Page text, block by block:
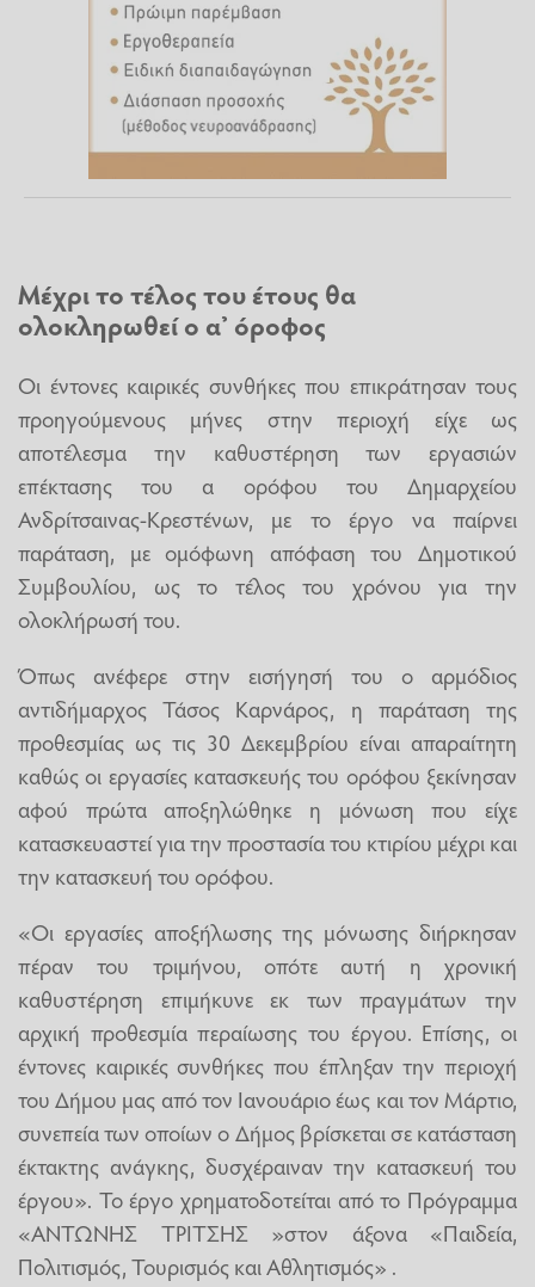
Μέχρι το τέλος του έτους θα
ολοκληρωθεί ο α’ όροφος
Οι έντονες καιρικές συνθήκες που επικράτησαν τους
προηγούμενους μήνες στην περιοχή είχε ως
αποτέλεσμα την καθυστέρηση των εργασιών
επέκτασης του α ορόφου του Δημαρχείου
Ανδρίτσαινας-Κρεστένων, με το έργο να παίρνει
παράταση, με ομόφωνη απόφαση του Δημοτικού
Συμβουλίου, ως το τέλος του χρόνου για την
ολοκλήρωσή του.
Όπως ανέφερε στην εισήγησή του ο αρμόδιος
αντιδήμαρχος Τάσος Καρνάρος, η παράταση της
προθεσμίας ως τις 30 Δεκεμβρίου είναι απαραίτητη
καθώς οι εργασίες κατασκευής του ορόφου ξεκίνησαν
αφού πρώτα αποξηλώθηκε η μόνωση που είχε
κατασκευαστεί για την προστασία του κτιρίου μέχρι και
την κατασκευή του ορόφου.
«Οι εργασίες αποξήλωσης της μόνωσης διήρκησαν
πέραν του τριμήνου, οπότε αυτή η χρονική
καθυστέρηση επιμήκυνε εκ των πραγμάτων την
αρχική προθεσμία περαίωσης του έργου. Επίσης, οι
έντονες καιρικές συνθήκες που έπληξαν την περιοχή
του Δήμου μας από τον Ιανουάριο έως και τον Μάρτιο,
συνεπεία των οποίων ο Δήμος βρίσκεται σε κατάσταση
έκτακτης ανάγκης, δυσχέραιναν την κατασκευή του
έργου». Το έργο χρηματοδοτείται από το Πρόγραμμα
«ΑΝΤΩΝΗΣ ΤΡΙΤΣΗΣ »στον άξονα «Παιδεία,
Πολιτισμός, Τουρισμός και Αθλητισμός» .